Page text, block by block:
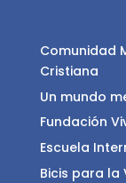
Comunidad
Cristiana
Un mundo
Fundación
Escuela
Bicis para la